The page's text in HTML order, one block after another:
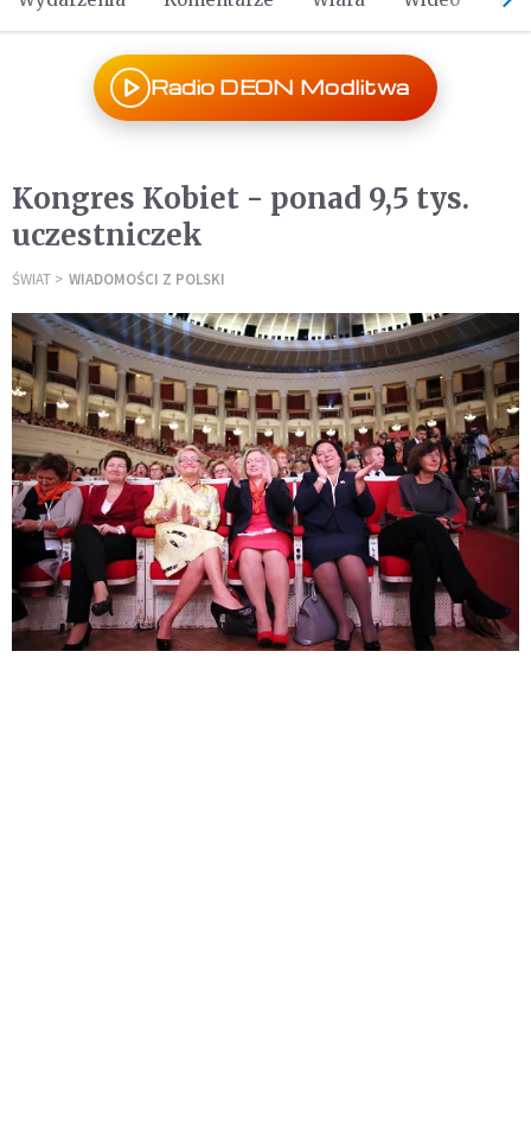
Radio DEON Modlitwa
Kongres Kobiet - ponad 9,5 tys.
uczestniczek
ŚWIAT WIADOMOŚCI Z POLSKI